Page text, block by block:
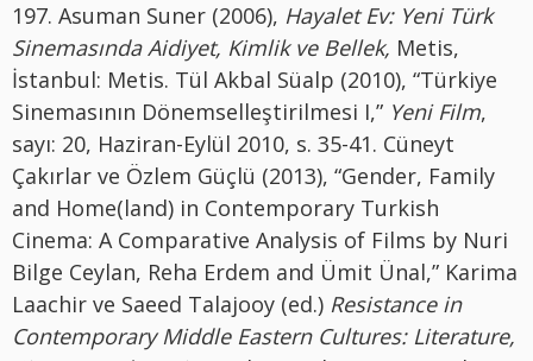
197. Asuman Suner (2006), Hayalet Ev: Yeni Türk
Sinemasında Aidiyet, Kimlik ve Bellek, Metis,
İstanbul: Metis. Tül Akbal Süalp (2010), “Türkiye
Sinemasının Dönemselleştirilmesi I,” Yeni Film,
sayı: 20, Haziran-Eylül 2010, s. 35-41. Cüneyt
Çakırlar ve Özlem Güçlü (2013), “Gender, Family
and Home(land) in Contemporary Turkish
Cinema: A Comparative Analysis of Films by Nuri
Bilge Ceylan, Reha Erdem and Ümit Ünal,” Karima
Laachir ve Saeed Talajooy (ed.) Resistance in
Contemporary Middle Eastern Cultures: Literature,